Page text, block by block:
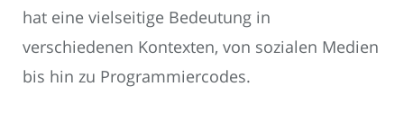
hat eine vielseitige Bedeutung in
verschiedenen Kontexten, von sozialen Medien
bis hin zu Programmiercodes.